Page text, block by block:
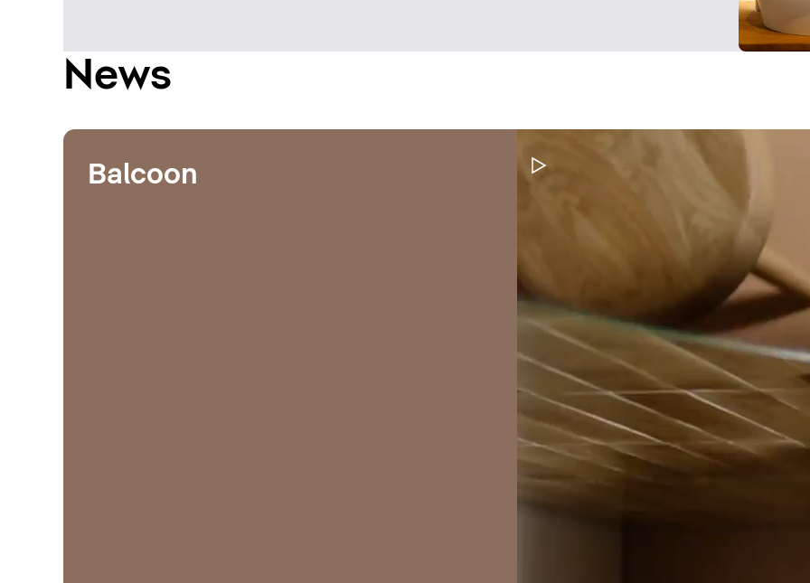
News
Metti in pausa il video
Balcoon